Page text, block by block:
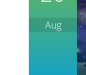
Aug